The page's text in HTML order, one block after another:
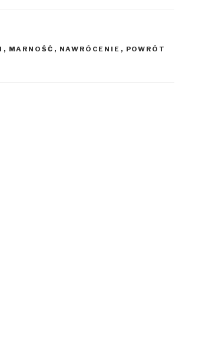
, MARNOŚĆ , NAWRÓCENIE , POWRÓT